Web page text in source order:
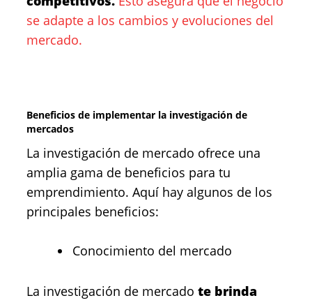
se adapte a los cambios y evoluciones del
mercado.
Beneficios de implementar la investigación de
mercados
La investigación de mercado ofrece una
amplia gama de beneficios para tu
emprendimiento. Aquí hay algunos de los
principales beneficios:
Conocimiento del mercado
La investigación de mercado te brinda